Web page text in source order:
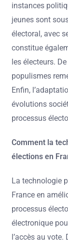
instances
jeunes sont
électoral, avec
constitue
les électeurs.
populismes
Enfin,
évolutions
processus
Comment la
élections en
La technologie
France en
processus
électronique
l’accès au